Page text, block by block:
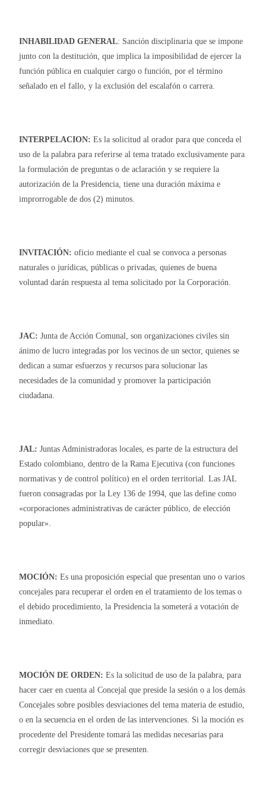
INHABILIDAD GENERAL: Sanción disciplinaria que se impone
junto con la destitución, que implica la imposibilidad de ejercer la
función pública en cualquier cargo o función, por el término
señalado en el fallo, y la exclusión del escalafón o carrera.
INTERPELACION: Es la solicitud al orador para que conceda el
uso de la palabra para referirse al tema tratado exclusivamente para
la formulación de preguntas o de aclaración y se requiere la
autorización de la Presidencia, tiene una duración máxima e
improrrogable de dos (2) minutos.
INVITACIÓN: oficio mediante el cual se convoca a personas
naturales o jurídicas, públicas o privadas, quienes de buena
voluntad darán respuesta al tema solicitado por la Corporación.
JAC: Junta de Acción Comunal, son organizaciones civiles sin
ánimo de lucro integradas por los vecinos de un sector, quienes se
dedican a sumar esfuerzos y recursos para solucionar las
necesidades de la comunidad y promover la participación
ciudadana.
JAL: Juntas Administradoras locales, es parte de la estructura del
Estado colombiano, dentro de la Rama Ejecutiva (con funciones
normativas y de control político) en el orden territorial. Las JAL
fueron consagradas por la Ley 136 de 1994, que las define como
«corporaciones administrativas de carácter público, de elección
popular».
MOCIÓN: Es una proposición especial que presentan uno o varios
concejales para recuperar el orden en el tratamiento de los temas o
el debido procedimiento, la Presidencia la someterá a votación de
inmediato.
MOCIÓN DE ORDEN: Es la solicitud de uso de la palabra, para
hacer caer en cuenta al Concejal que preside la sesión o a los demás
Concejales sobre posibles desviaciones del tema materia de estudio,
o en la secuencia en el orden de las intervenciones. Si la moción es
procedente del Presidente tomará las medidas necesarias para
corregir desviaciones que se presenten.